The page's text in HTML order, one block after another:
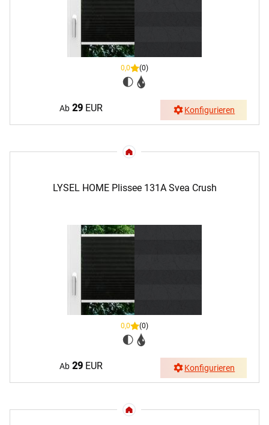
0,0 (0)
Ab 29 EUR Konfigurieren
LYSEL HOME Plissee 131A Svea Crush
0,0 (0)
Ab 29 EUR Konfigurieren